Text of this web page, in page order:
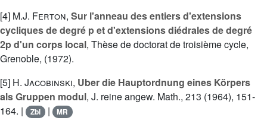
[4] M.J. Ferton, Sur l'anneau des entiers d'extensions
cycliques de degré p et d'extensions diédrales de degré
2p d'un corps local, Thèse de doctorat de troisième cycle,
Grenoble, (1972).
[5] H. Jacobinski, Uber die Hauptordnung eines Körpers
als Gruppen modul, J. reine angew. Math., 213 (1964), 151-
164. |
Zbl | MR